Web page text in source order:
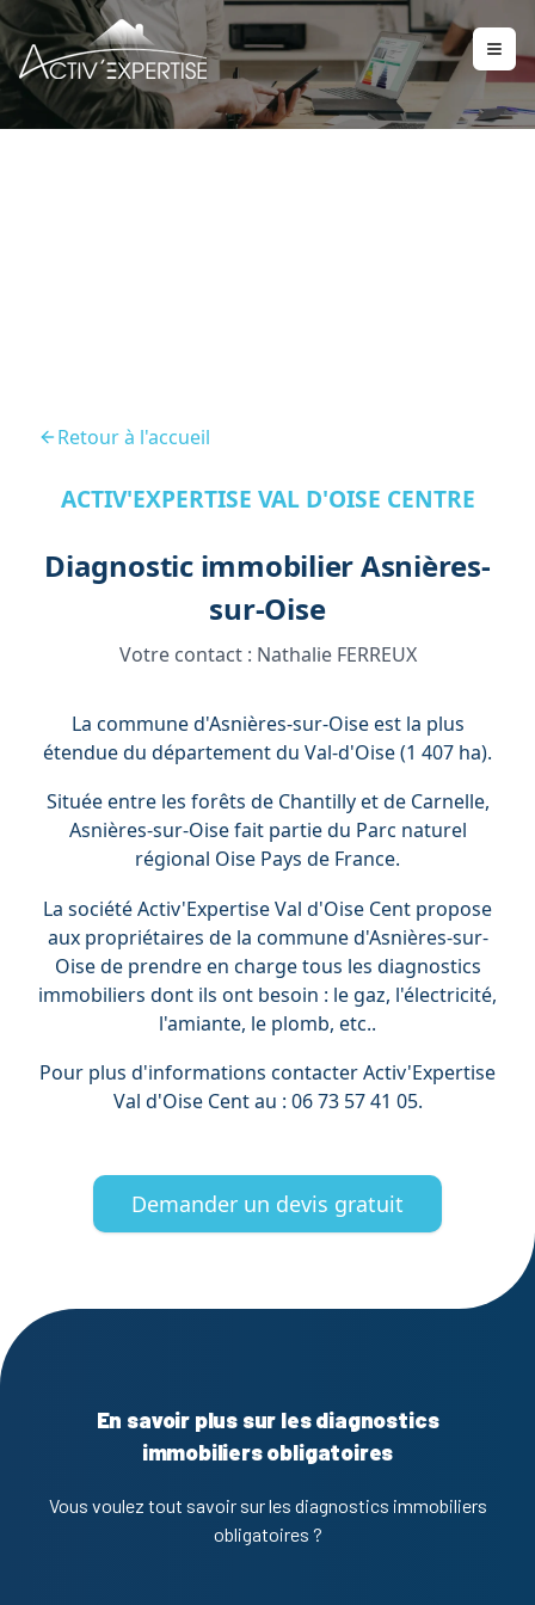
Retour à l'accueil
ACTIV'EXPERTISE VAL D'OISE CENTRE
Diagnostic immobilier Asnières-
sur-Oise
Votre contact : Nathalie FERREUX
La commune d'Asnières-sur-Oise est la plus
étendue du département du Val-d'Oise (1 407 ha).
Située entre les forêts de Chantilly et de Carnelle,
Asnières-sur-Oise fait partie du Parc naturel
régional Oise Pays de France.
La société Activ'Expertise Val d'Oise Cent propose
aux propriétaires de la commune d'Asnières-sur-
Oise de prendre en charge tous les diagnostics
immobiliers dont ils ont besoin : le gaz, l'électricité,
l'amiante, le plomb, etc..
Pour plus d'informations contacter Activ'Expertise
Val d'Oise Cent au : 06 73 57 41 05.
Demander un devis gratuit
En savoir plus sur les diagnostics
immobiliers obligatoires
Vous voulez tout savoir sur les diagnostics immobiliers
obligatoires ?